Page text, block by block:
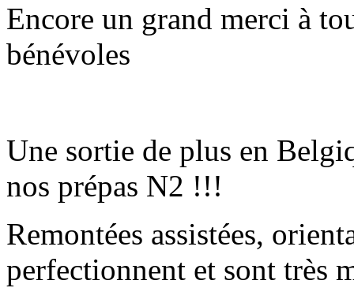
Encore un grand merci à
bénévoles
Une sortie de plus en
nos prépas N2 !!!
Remontées assistées,
perfectionnent et sont très